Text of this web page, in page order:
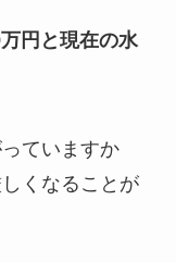
円と現在の水
ていますか
くなることが